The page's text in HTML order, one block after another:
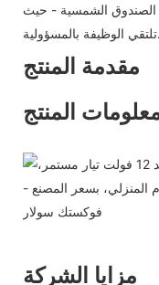
الصندوق الشمسية - حيث
تلتقي الوظيفة بالمسؤولية.
مقدمة المنتج
المنتج
مزايا الشركة